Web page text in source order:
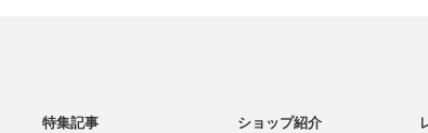
特集記事 ショップ紹介